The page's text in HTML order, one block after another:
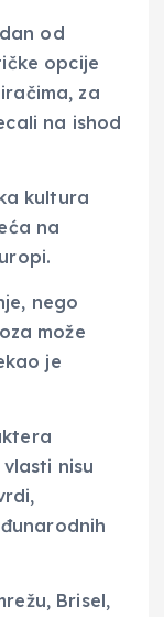
od
opcije
za
na ishod
kultura
na
nego
može
je
nisu
Brisel,